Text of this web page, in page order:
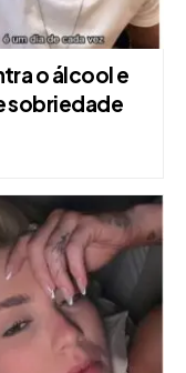
o álcool e
sobriedade